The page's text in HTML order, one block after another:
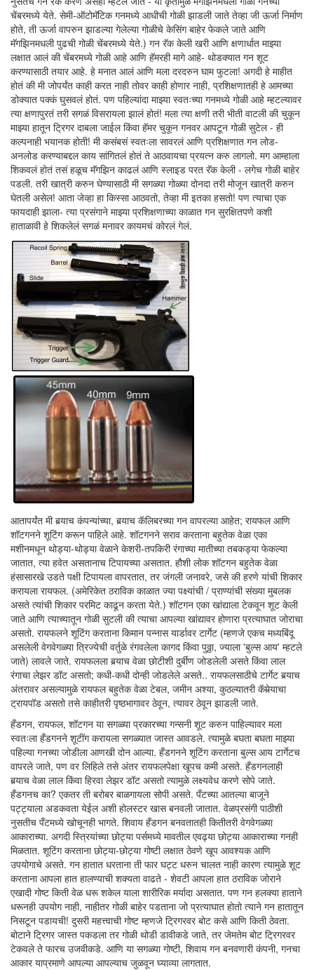
चेंबरमध्ये येते. सेमी-ऑटोमॅटिक गनमध्ये आधीची गोळी झाडली जाते तेव्हा जी ऊर्जा निर्माण
होते, ती ऊर्जा वापरुन झाडल्या गेलेल्या गोळीचे केसिंग बाहेर फेकले जाते आणि
मॅगझिनमधली पुढची गोळी चेंबरमध्ये येते.) गन रॅक केली खरी आणि क्षणार्धात माझ्या
लक्षात आलं की चेंबरमध्ये गोळी आहे आणि हॅमरही मागे आहे- थोडक्यात गन शूट
करण्यासाठी तयार आहे. हे मनात आलं आणि मला दरदरुन घाम फुटला! अगदी हे माहीत
होतं की मी जोपर्यंत काही करत नाही तोवर काही होणार नाही, प्रशिक्षणातही हे आमच्या
डोक्यात पक्कं घुसवलं होतं. पण पहिल्यांदा माझ्या स्वतःच्या गनमध्ये गोळी आहे म्हटल्यावर
त्या क्षणापुरतं तरी सगळं विसरायला झालं होतं! मला त्या क्षणी तरी भीती वाटली की चुकून
माझ्या हातून ट्रिगर दाबला जाईल किंवा हॅमर चुकून गनवर आपटून गोळी सुटेल - ही
कल्पनाही भयानक होती! मी कसंबसं स्वतःला सावरलं आणि प्रशिक्षणात गन लोड-
अनलोड करण्याबद्दल काय सांगितलं होतं ते आठवायचा प्रयत्न करु लागलो. मग आम्हाला
शिकवलं होतं तसं हळूच मॅगझिन काढलं आणि स्लाइड परत रॅक केली - लगेच गोळी बाहेर
पडली. तरी खात्री करुन घेण्यासाठी मी सगळ्या गोळ्या दोनदा तरी मोजून खात्री करुन
घेतली असेल! आता जेव्हा हा किस्सा आठवतो, तेव्हा मी इतका हसतो! पण त्याचा एक
फायदाही झाला- त्या प्रसंगाने माझ्या प्रशिक्षणाच्या काळात गन सुरक्षितपणे कशी
हाताळावी हे शिकलेलं सगळं मनावर कायमचं कोरलं गेलं.
आतापर्यंत मी बर्‍याच कंपन्यांच्या, बर्‍याच कॅलिबरच्या गन वापरल्या आहेत; रायफल आणि
शॉटगनने शूटिंग करून पाहिले आहे. शॉटगनने सराव करताना बहुतेक वेळा एका
मशीनमधून थोड्या-थोड्या वेळाने केशरी-तपकिरी रंगाच्या मातीच्या तबकड्या फेकल्या
जातात, त्या हवेत असतानाच टिपायच्या असतात. हौशी लोक शॉटगन बहुतेक वेळा
हंसासारखे उडते पक्षी टिपायला वापरतात, तर जंगली जनावरे, जसे की हरणे यांची शिकार
करायला रायफल. (अमेरिकेत ठराविक काळात ज्या पक्ष्यांची / प्राण्यांची संख्या मुबलक
असते त्यांची शिकार परमिट काढून करता येते.) शॉटगन एका खांद्याला टेकवून शूट केली
जाते आणि त्याच्यातून गोळी सुटली की त्याचा आपल्या खांद्यावर होणारा प्रत्याघात जोराचा
असतो. रायफलने शूटिंग करताना किमान पन्नास यार्डावर टार्गेट (म्हणजे एकच मध्यबिंदू
असलेली वेगवेगळ्या त्रिज्येची वर्तुळे रंगवलेला कागद किंवा पुठ्ठा, ज्याला 'बुल्स आय' म्हटले
जाते) लावले जाते. रायफलला बर्‍याच वेळा छोटीशी दुर्बीण जोडलेली असते किंवा लाल
रंगाचा लेझर डॉट असतो; कधी-कधी दोन्ही जोडलेले असते.. रायफलसाठीचे टार्गेट बर्‍याच
अंतरावर असल्यामुळे रायफल बहुतेक वेळा टेबल, जमीन अश्या, कुठल्यातरी कॅमेर्‍याचा
ट्रायपॉड असतो तसे काहीतरी पृष्ठभागावर ठेवून, त्यावर ठेवून झाडली जाते.
हँडगन, रायफल, शॉटगन या सगळ्या प्रकारच्या गन्सनी शूट करुन पाहिल्यावर मला
स्वतःला हँडगनने शूटींग करायला सगळ्यात जास्त आवडले. त्यामुळे बघता बघता माझ्या
पहिल्या गनच्या जोडीला आणखी दोन आल्या. हँडगनने शूटिंग करताना बुल्स आय टार्गेटच
वापरले जाते, पण वर लिहिले तसे अंतर रायफलपेक्षा खूपच कमी असते. हँडगनलाही
बर्‍याच वेळा लाल किंवा हिरवा लेझर डॉट असतो त्यामुळे लक्ष्यवेध करणे सोपे जाते.
हँडगनच का? एकतर ती बरोबर बाळगायला सोपी असते. पँटच्या आतल्या बाजूने
पट्ट्याला अडकवता येईल अशी होलस्टर खास बनवली जातात. वेळप्रसंगी पाठीशी
नुसतीच पँटमध्ये खोचूनही भागते. शिवाय हँडगन बनवतातही कितीतरी वेगवेगळ्या
आकाराच्या. अगदी स्त्रियांच्या छोट्या पर्समध्ये मावतील एवढ्या छोट्या आकाराच्या गनही
मिळतात. शूटिंग करताना छोट्या-छोट्या गोष्टी लक्षात ठेवणे खूप आवश्यक आणि
उपयोगाचे असते. गन हातात धरताना ती फार घट्ट धरुन चालत नाही कारण त्यामुळे शूट
करताना आपला हात हालण्याची शक्यता वाढते - शेवटी आपला हात ठराविक जोराने
एखादी गोष्ट किती वेळ धरू शकेल याला शारीरिक मर्यादा असतात. पण गन हलक्या हाताने
धरूनही उपयोग नाही, नाहीतर गोळी बाहेर पडताना जो प्रत्याघात होतो त्याने गन हातातून
निसटून पडायची! दुसरी महत्त्वाची गोष्ट म्हणजे ट्रिगरवर बोट कसे आणि किती ठेवता.
बोटाने ट्रिगर जास्त पकडला तर गोळी थोडी डावीकडे जाते, तर जेमतेम बोट ट्रिगरवर
टेकवले ते फारच उजवीकडे. आणि या सगळ्या गोष्टी, शिवाय गन बनवणारी कंपनी, गनचा
आकार याप्रमाणे आपल्या आपल्याच जुळवून घ्याव्या लागतात.